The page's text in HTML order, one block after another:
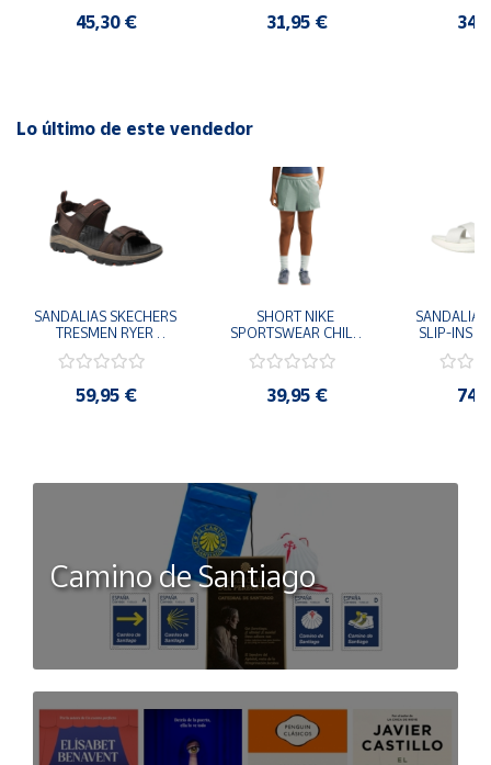
45,30 € 31,95 €
Lo último de este vendedor
SANDALIAS SKECHERS
TRESMEN RYER
205112-CHOC
COMODAS
59,95 €
SHORT NIKE
SPORTSWEAR CHILL
006 PANTALONES
39,95 €
SANDALIAS
SLIP-INS
Camino de Santiago